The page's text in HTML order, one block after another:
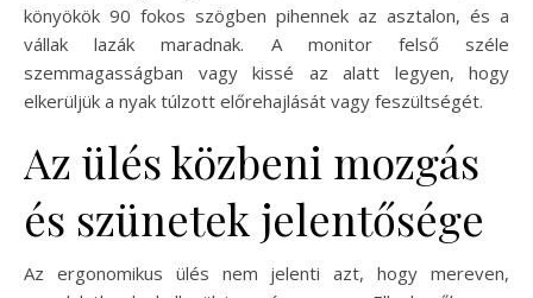
könyökök 90 fokos szögben pihennek az asztalon, és a
vállak lazák maradnak. A monitor felső széle
szemmagasságban vagy kissé az alatt legyen, hogy
elkerüljük a nyak túlzott előrehajlását vagy feszültségét.
Az ülés közbeni mozgás
és szünetek jelentősége
Az ergonomikus ülés nem jelenti azt, hogy mereven,